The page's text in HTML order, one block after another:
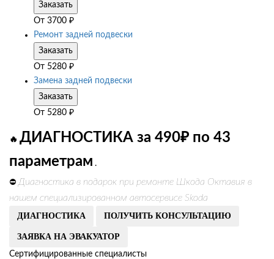
Заказать
От 3700 ₽
Ремонт задней подвески
Заказать
От 5280 ₽
Замена задней подвески
Заказать
От 5280 ₽
🔥 ДИАГНОСТИКА за 490₽ по 43
параметрам .
⛔ Диагностика в подарок при ремонте Шкода Октавия в
нашем специализированном автосервисе Skoda
ДИАГНОСТИКА ПОЛУЧИТЬ КОНСУЛЬТАЦИЮ
ЗАЯВКА НА ЭВАКУАТОР
Сертифицированные специалисты